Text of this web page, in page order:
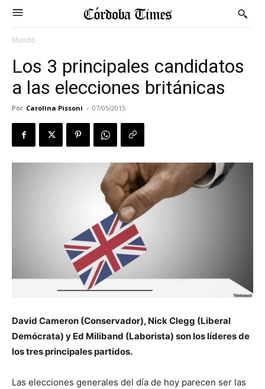
Mundo
Los 3 principales candidatos
a las elecciones británicas
Por Carolina Pissoni - 07/05/2015
David Cameron (Conservador), Nick Clegg (Liberal
Demócrata) y Ed Miliband (Laborista) son los líderes de
los tres principales partidos.
Las elecciones generales del día de hoy parecen ser las